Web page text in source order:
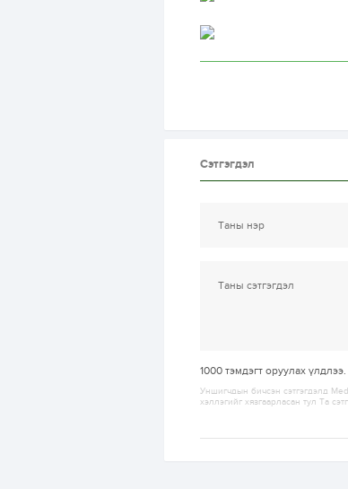
Сэтгэгдэл
1000 тэмдэгт оруулах үлдлээ.
Уншигчдын бичсэн сэтгэгдэлд
хэллэгийг хязгаарласан тул Та